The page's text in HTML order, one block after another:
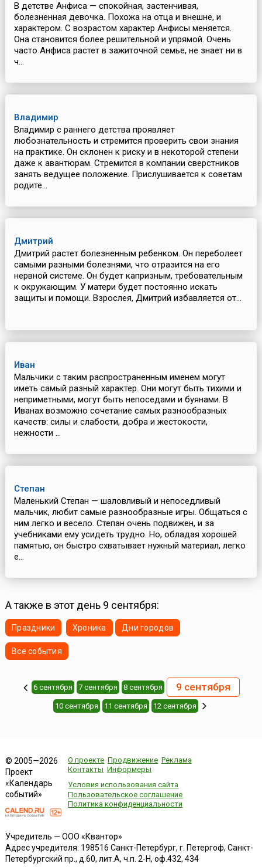
В детстве Анфиса — спокойная, застенчивая,
болезненная девочка. Похожа на отца и внешне, и
характером. С возрастом характер Анфисы меняется.
Она становится более решительной и упрямой. Очень
часто Анфиса растет в зажиточной семье, не знает ни в
ч...
Владимир
Владимир с раннего детства проявляет
любознательность и стремится проверить свои знания
на практике. Он склонен к риску и в некоторой степени
даже к авантюрам. Стремится в компании сверстников
занять ведущее положение. Прислушивается к советам
родите...
Дмитрий
Дмитрий растет болезненным ребенком. Он переболеет
самыми разными болезнями, что отразится на его
нервной системе. Он будет капризным, требовательным
к окружающим. У матери будет постоянно искать
защиты и помощи. Взрослея, Дмитрий избавляется от...
Иван
Мальчики с таким распространенным именем могут
иметь самый разный характер. Они могут быть тихими и
неприметными, могут быть непоседами и буянами. В
Иванах возможно сочетание самых разнообразных
качеств: силы и слабости, добра и жестокости,
нежности ...
Степан
Маленький Степан — шаловливый и непоседливый
мальчик, любит самые разнообразные игры. Общаться с
ним легко и весело. Степан очень подвижен, и за
учебниками ему усидеть трудно. Но, обладая хорошей
памятью, он быстро схватывает нужный материал, легко
е...
А также в этот день 9 сентября:
Праздники Хроника Дни городов
Все события
6 сентября 7 сентября 8 сентября 9 сентября
10 сентября 11 сентября 12 сентября
© 2005—2026
Проект
«Календарь
событий»
О проекте Продвижение Реклама
Контакты Информеры
Условия использования сайта
Пользовательское соглашение
Политика конфиденциальности
Учредитель — ООО «Квантор»
Адрес учредителя: 198516 Санкт-Петербург, г. Петергоф, Санкт-
Петербургский пр., д.60, лит.А, ч.п. 2-Н, оф.432, 434